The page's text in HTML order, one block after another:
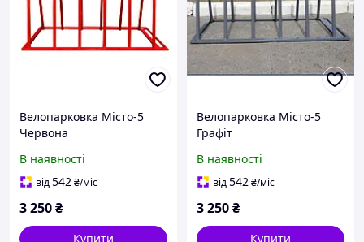
Велопарковка Місто-5
Червона
В наявності
від542₴/міс
3 250₴
Купити
Велопарковка Місто-5
Графіт
В наявності
від542₴/міс
3 250₴
Купити